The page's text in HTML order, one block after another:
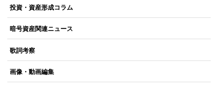
投資・資産形成コラム
暗号資産関連ニュース
歌詞考察
画像・動画編集